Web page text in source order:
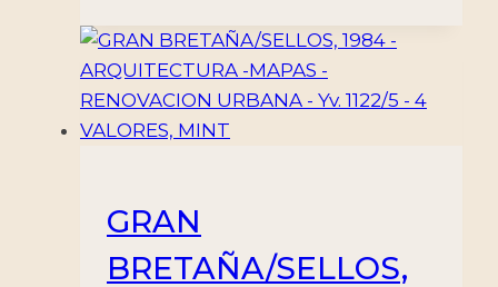
GRAN
BRETAÑA/SELLOS,